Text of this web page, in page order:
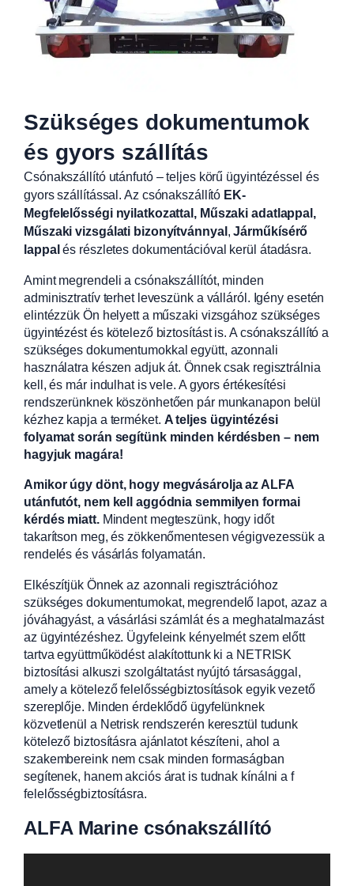
Szükséges dokumentumok
és gyors szállítás
Csónakszállító utánfutó – teljes körű ügyintézéssel és
gyors szállítással. Az csónakszállító EK-
Megfelelősségi nyilatkozattal, Műszaki adatlappal,
Műszaki vizsgálati bizonyítvánnyal ,Járműkísérő
lappal és részletes dokumentációval kerül átadásra.
Amint megrendeli a csónakszállítót, minden
adminisztratív terhet leveszünk a válláról. Igény esetén
elintézzük Ön helyett a műszaki vizsgához szükséges
ügyintézést és kötelező biztosítást is. A csónakszállító a
szükséges dokumentumokkal együtt, azonnali
használatra készen adjuk át. Önnek csak regisztrálnia
kell, és már indulhat is vele. A gyors értékesítési
rendszerünknek köszönhetően pár munkanapon belül
kézhez kapja a terméket. A teljes ügyintézési
folyamat során segítünk minden kérdésben – nem
hagyjuk magára!
Amikor úgy dönt, hogy megvásárolja az ALFA
utánfutót, nem kell aggódnia semmilyen formai
kérdés miatt. Mindent megteszünk, hogy időt
takarítson meg, és zökkenőmentesen végigvezessük a
rendelés és vásárlás folyamatán.
Elkészítjük Önnek az azonnali regisztrációhoz
szükséges dokumentumokat, megrendelő lapot, azaz a
jóváhagyást, a vásárlási számlát és a meghatalmazást
az ügyintézéshez. Ügyfeleink kényelmét szem előtt
tartva együttműködést alakítottunk ki a NETRISK
biztosítási alkuszi szolgáltatást nyújtó társasággal,
amely a kötelező felelősségbiztosítások egyik vezető
szereplője. Minden érdeklődő ügyfelünknek
közvetlenül a Netrisk rendszerén keresztül tudunk
kötelező biztosításra ajánlatot készíteni, ahol a
szakembereink nem csak minden formaságban
segítenek, hanem akciós árat is tudnak kínálni a f
felelősségbiztosításra.
ALFA Marine csónakszállító